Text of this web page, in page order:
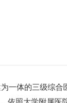
一体的三级综